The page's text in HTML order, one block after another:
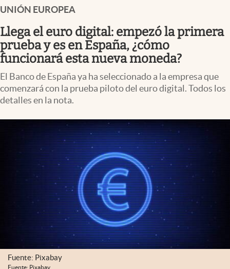
UNIÓN EUROPEA
Llega el euro digital: empezó la primera
prueba y es en España, ¿cómo
funcionará esta nueva moneda?
El Banco de España ya ha seleccionado a la empresa que
comenzará con la prueba piloto del euro digital. Todos los
detalles en la nota.
Fuente: Pixabay
Fuente: Pixabay